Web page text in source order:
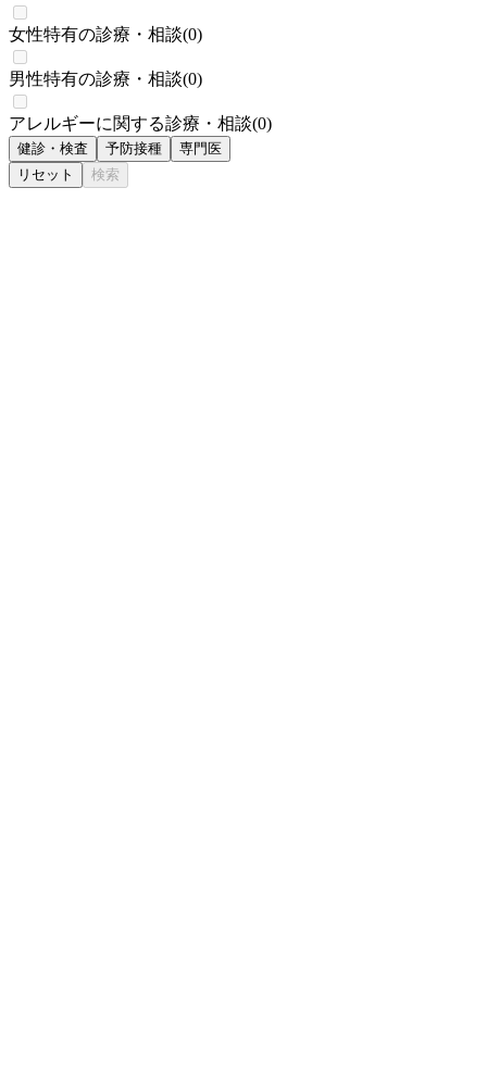
女性特有の診療・相談(0)
男性特有の診療・相談(0)
アレルギーに関する診療・相談(0)
健診・検査 予防接種
専門医
リセット
検索